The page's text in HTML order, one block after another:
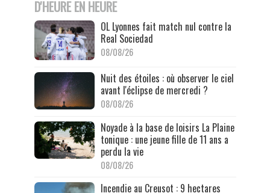
D'HEURE EN HEURE
OL Lyonnes fait match nul contre la
Real Sociedad
08/08/26
Nuit des étoiles : où observer le ciel
avant l'éclipse de mercredi ?
08/08/26
Noyade à la base de loisirs La Plaine
tonique : une jeune fille de 11 ans a
perdu la vie
08/08/26
Incendie au Creusot : 9 hectares